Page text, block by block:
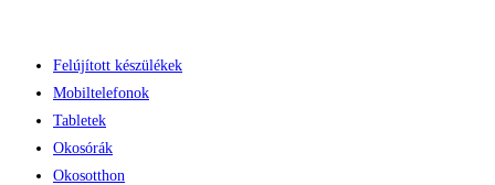
Felújított készülékek
Mobiltelefonok
Tabletek
Okosórák
Okosotthon